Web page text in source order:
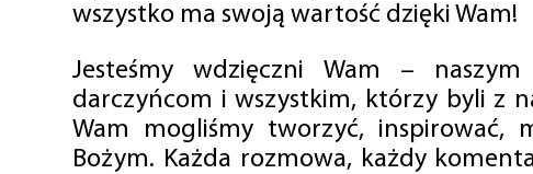
wszystko ma swoją wartość dzięki Wam!
Jesteśmy wdzięczni Wam – naszym
darczyńcom i wszystkim, którzy byli z
Wam mogliśmy tworzyć, inspirować,
Bożym. Każda rozmowa, każdy